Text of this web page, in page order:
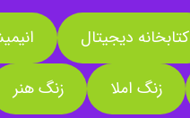
کتابخانه دیجیتال
زنگ املا زنگ هنر